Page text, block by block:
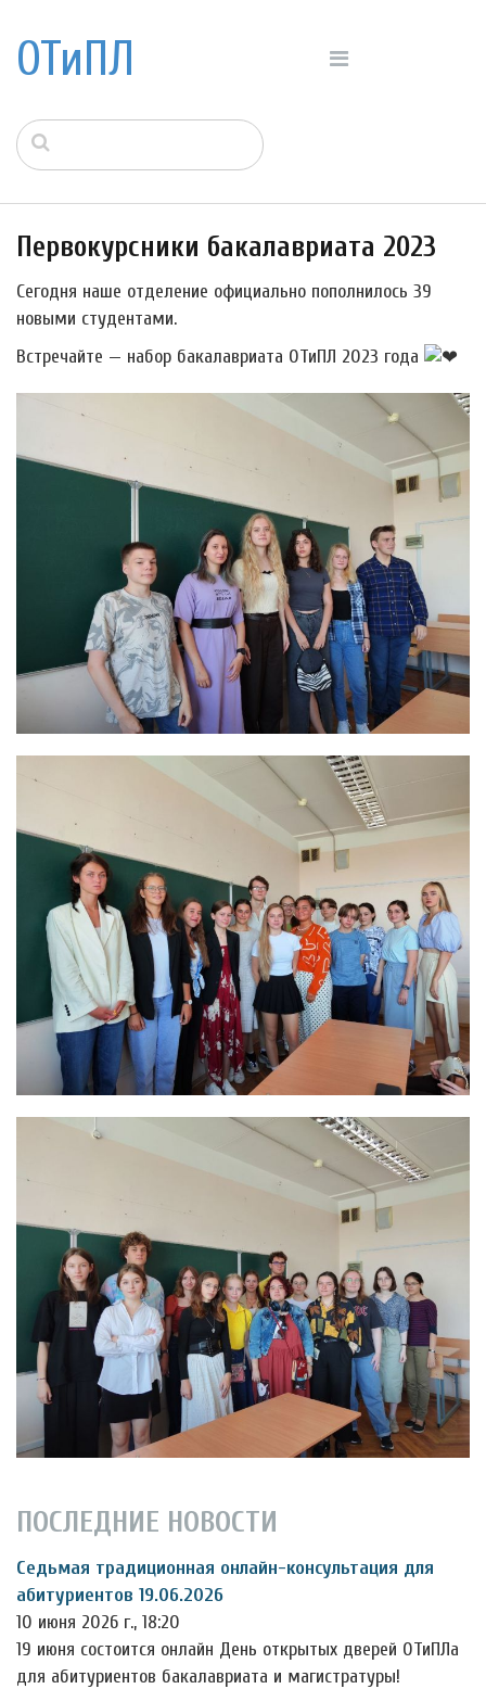
ОТиПЛ
Первокурсники бакалавриата 2023
Сегодня наше отделение официально пополнилось 39
новыми студентами.
Встречайте — набор бакалавриата ОТиПЛ 2023 года
ПОСЛЕДНИЕ НОВОСТИ
Седьмая традиционная онлайн-консультация для
абитуриентов 19.06.2026
10 июня 2026 г., 18:20
19 июня состоится онлайн День открытых дверей ОТиПЛа
для абитуриентов бакалавриата и магистратуры!